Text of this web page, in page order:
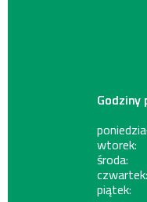
Godziny
wtorek:
środa:
czwartek:
piątek: